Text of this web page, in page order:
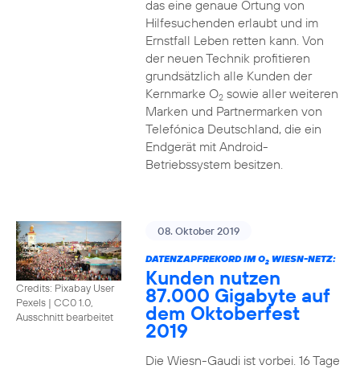
das eine genaue Ortung von
Hilfesuchenden erlaubt und im
Ernstfall Leben retten kann. Von
der neuen Technik profitieren
grundsätzlich alle Kunden der
Kernmarke O2sowie aller weiteren
Marken und Partnermarken von
Telefónica Deutschland, die ein
Endgerät mit Android-
Betriebssystem besitzen.
Credits: Pixabay User
Pexels | CC0 1.0,
Ausschnitt bearbeitet
08. Oktober 2019
DATENZAPFREKORD IM O2WIESN-NETZ:
Kunden nutzen
87.000 Gigabyte auf
dem Oktoberfest
2019
Die Wiesn-Gaudi ist vorbei. 16 Tage